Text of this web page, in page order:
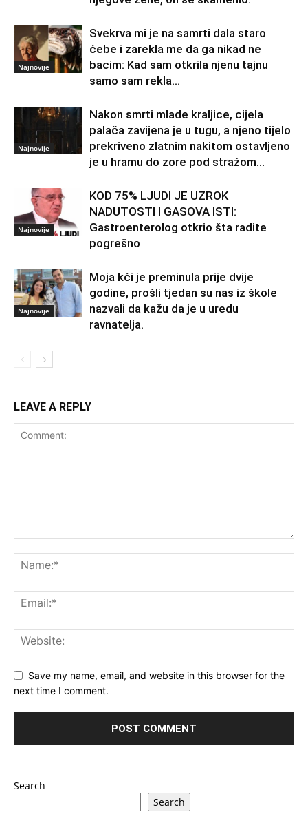
Najnovije
Svekrva mi je na samrti dala staro
ćebe i zarekla me da ga nikad ne
bacim: Kad sam otkrila njenu tajnu
samo sam rekla...
Najnovije
Nakon smrti mlade kraljice, cijela
palača zavijena je u tugu, a njeno tijelo
prekriveno zlatnim nakitom ostavljeno
je u hramu do zore pod stražom...
Najnovije
KOD 75% LJUDI JE UZROK
NADUTOSTI I GASOVA ISTI:
Gastroenterolog otkrio šta radite
pogrešno
Najnovije
Moja kći je preminula prije dvije
godine, prošli tjedan su nas iz škole
nazvali da kažu da je u uredu
ravnatelja.
LEAVE A REPLY
Save my name, email, and website in this browser for the
next time I comment.
Search
Search